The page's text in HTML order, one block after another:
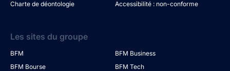
Charte de déontologie
Accessibilité : non-conforme
Les sites du groupe
BFM
BFM Business
BFM Bourse
BFM Tech